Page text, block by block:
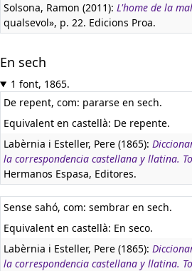
Solsona, Ramon (2011): L'home de la
qualsevol», p. 22. Edicions Proa.
En sech
1 font, 1865.
De repent, com: pararse en sech.
Equivalent en castellà: De repente.
Labèrnia i Esteller, Pere (1865):
la correspondencia castellana y llatina.
Hermanos Espasa, Editores.
Sense sahó, com: sembrar en sech.
Equivalent en castellà: En seco.
Labèrnia i Esteller, Pere (1865):
la correspondencia castellana y llatina.